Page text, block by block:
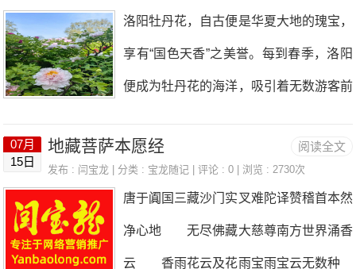
“我的网站有没有排名？” “我的关键词
有没有排到首页？” “百度搜索还能不
能带来客户？” 这些问题曾经非常重
k、豆包、文心一言等生成式AI工具的发
网的快速发展，我意识到品牌的重要性，
因此，我决定为我的博客申请商标保护。
这个过程虽然充满了挑战，但每一次的努
力和坚持都换来了今天的成果。 获得35
洛阳牡丹花，自古便是华夏大地的瑰宝，
享有“国色天香”之美誉。每到春季，洛阳
便成为牡丹花的海洋，吸引着无数游客前
纷。从娇柔似妃子的贵妃牡丹，到洁白如
阅读全文
07月
15日
地藏菩萨本愿经
发布 : 闫宝龙 | 分类 : 宝龙随记 | 评论 : 0 | 浏览 : 2730次
唐于阗国三藏沙门实叉难陀译赞稽首本然
净心地 无尽佛藏大慈尊南方世界涌香
云 香雨花云及花雨宝雨宝云无数种